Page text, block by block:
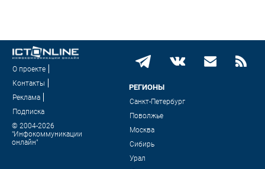
О проекте
Контакты
Реклама
Подписка
© 2004-2026
"Инфокоммуникации
онлайн"
РЕГИОНЫ
Санкт-Петербург
Поволжье
Москва
Сибирь
Урал